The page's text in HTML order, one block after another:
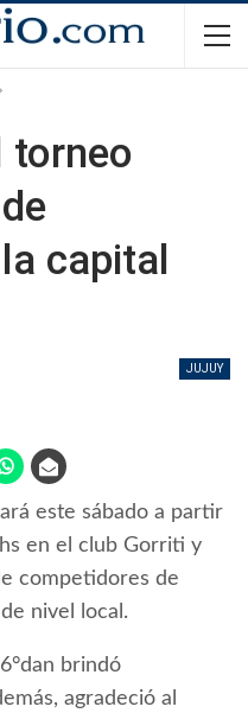
torneo
capital
JUJUY
este sábado a partir
en el club Gorriti y
competidores de
nivel local.
brindó
agradeció al